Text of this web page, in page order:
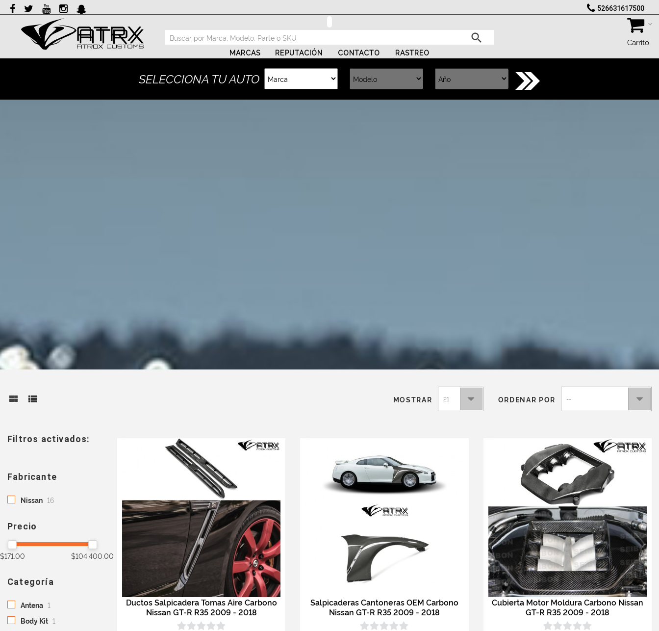
Marcas
Reputación
Contacto
526631617500
MARCAS REPUTACIÓN CONTACTO RASTREO
Carrito
SELECCIONA TU AUTO
ORDENAR POR --
MOSTRAR 21
Filtros activados:
Fabricante
Nissan 16
Precio
$171.00 $104,400.00
Categoría
Antena 1
Body Kit 1
Ductos Salpicadera Tomas Aire Carbono
Nissan GT-R R35 2009 - 2018
Salpicaderas Cantoneras OEM Carbono
Nissan GT-R R35 2009 - 2018
Cubierta Motor Moldura Carbono Nissan
GT-R R35 2009 - 2018